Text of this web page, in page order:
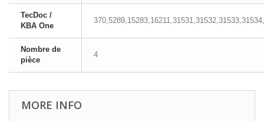
TecDoc /
KBA One
Nombre de
pièce
4
MORE INFO